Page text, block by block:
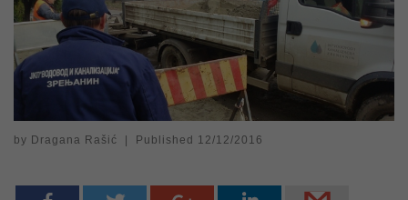
by Dragana Rašić Published 12/12/2016